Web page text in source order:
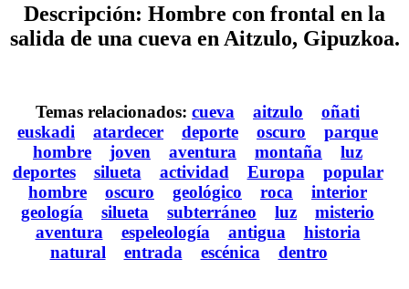
Descripción: Hombre con frontal en la
salida de una cueva en Aitzulo, Gipuzkoa.
Temas relacionados: cueva aitzulo
oñati
euskadi
atardecer deporte oscuro
parque
hombre
joven aventura montaña
luz
deportes
silueta actividad Europa
popular
hombre
oscuro geológico roca
interior
geología
silueta subterráneo luz
misterio
aventura
espeleología antigua
historia
natural
entrada escénica dentro